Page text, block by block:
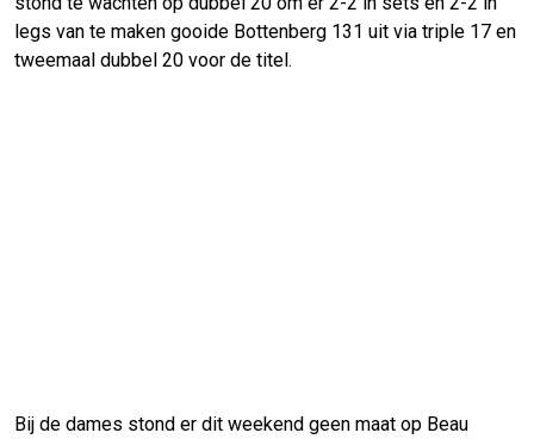
legs van te maken gooide Bottenberg 131 uit via triple 17 en
tweemaal dubbel 20 voor de titel.
Bij de dames stond er dit weekend geen maat op Beau